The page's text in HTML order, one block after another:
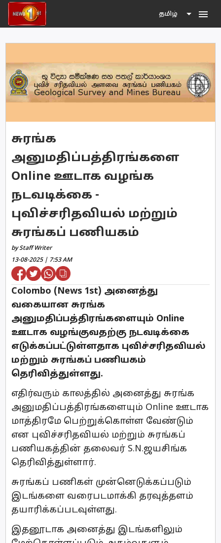
தமிழ் menu
சுரங்க
அனுமதிப்பத்திரங்களை
Online ஊடாக வழங்க
நடவடிக்கை -
புவிச்சரிதவியல் மற்றும்
சுரங்கப் பணியகம்
by Staff Writer
13-08-2025 | 7:53 AM
Colombo (News 1st) அனைத்து
வகையான சுரங்க
அனுமதிப்பத்திரங்களையும் Online
ஊடாக வழங்குவதற்கு நடவடிக்கை
எடுக்கப்பட்டுள்ளதாக புவிச்சரிதவியல்
மற்றும் சுரங்கப் பணியகம்
தெரிவித்துள்ளது.
எதிர்வரும் காலத்தில் அனைத்து சுரங்க
அனுமதிப்பத்திரங்களையும் Online ஊடாக
மாத்திரமே பெற்றுக்கொள்ள வேண்டும்
என புவிச்சரிதவியல் மற்றும் சுரங்கப்
பணியகத்தின் தலைவர் S.N.ஜயசிங்க
தெரிவித்துள்ளார்.
சுரங்கப் பணிகள் முன்னெடுக்கப்படும்
இடங்களை வரைபடமாக்கி தரவுத்தளம்
தயாரிக்கப்படவுள்ளது.
இதனூடாக அனைத்து இடங்களிலும்